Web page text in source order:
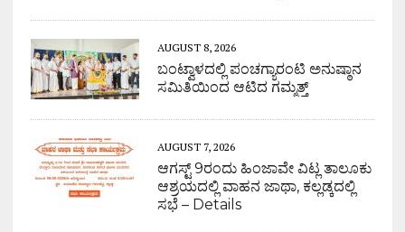
AUGUST 8, 2026
ಬಂಟ್ವಾಳದಲ್ಲಿ ಪಂಚಗ್ಯಾರಂಟಿ ಅನುಷ್ಠಾನ
ಸಮಿತಿಯಿಂದ ಆಟಿದ ಗಮ್ಮತ್ತ್
AUGUST 7, 2026
ಆಗಸ್ಟ್ 9ರಂದು ಹಿಂಜಾವೇ ವಿಟ್ಲ ತಾಲೂಕು
ಆಶ್ರಯದಲ್ಲಿ ವಾಹನ ಜಾಥಾ, ಕಲ್ಲಡ್ಕದಲ್ಲಿ
ಸಭೆ – Details